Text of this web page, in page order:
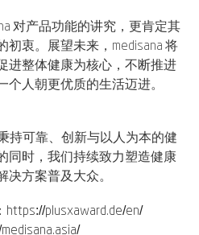
对产品功能的讲究，更肯定其
初衷。展望未来，medisana 将
进整体健康为核心，不断推进
个人朝更优质的生活迈进。
持可靠、创新与以人为本的健
同时，我们持续致力塑造健康
决方案普及大众。
https://plusxaward.de/en/